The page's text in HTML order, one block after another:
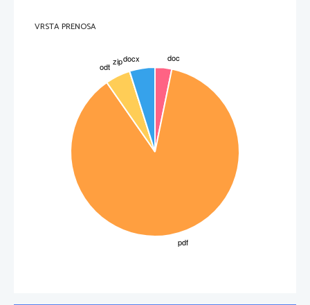
močvirnat teren, redka naseljenost). Na nekaterih rekah se za mnoge ljudi
odvija večji del njihovega življenja, saj trgujejo kar na vodi in na njej tudi
Med   jezeri   so   za   promet   običajno   pomembna   velika   jezera.
najpomembnejšimi so Velika jezera v Severni Ameriki, Kaspijsko
jezero (največje jezero po površini na svetu), Bajkalsko jezero
VRSTA PRENOSA